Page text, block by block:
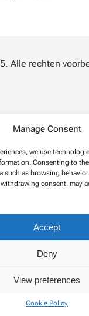
Manage Consent
we use
Consenting to
such as browsing
consent, may
Accept
Deny
View preferences
Cookie Policy
Alle rechten